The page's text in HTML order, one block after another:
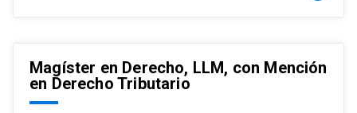
completamente al programa o compatibilizarás un
estudio intenso y exigente, con una muy baja carga
laboral, de marzo a noviembre, para dedicarte
Magíster en Derecho, LLM, con Mención
en Derecho Tributario